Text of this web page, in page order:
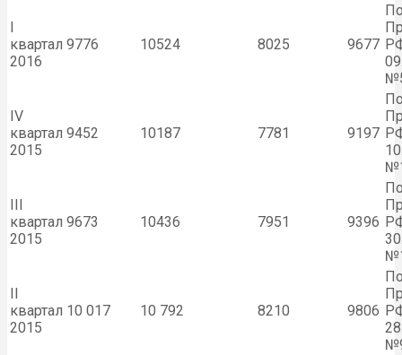
квартал
2016
9776 10524 8025 9677
IV
квартал
2015
9452 10187 7781 9197
квартал
2015
9673 10436 7951 9396
квартал
2015
10 017 10 792 8210 9806